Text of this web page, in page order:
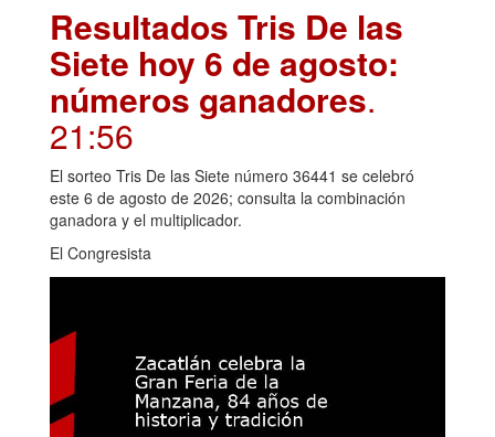
Resultados Tris De las
Siete hoy 6 de agosto:
números ganadores.
21:56
El sorteo Tris De las Siete número 36441 se celebró
este 6 de agosto de 2026; consulta la combinación
ganadora y el multiplicador.
El Congresista